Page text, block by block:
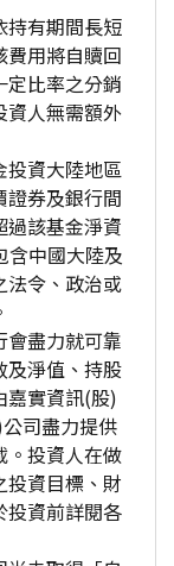
持有期間長短
費用將自贖回
定比率之分銷
資人無需額外
投資大陸地區
證券及銀行間
過該基金淨資
含中國大陸及
法令、政治或
會盡力就可靠
及淨值、持股
嘉實資訊(股)
司盡力提供
。投資人在做
投資目標、財
投資前詳閱各